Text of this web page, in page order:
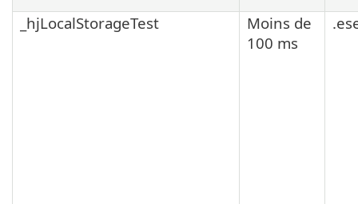
_hjLocalStorageTest
Moins de
100 ms